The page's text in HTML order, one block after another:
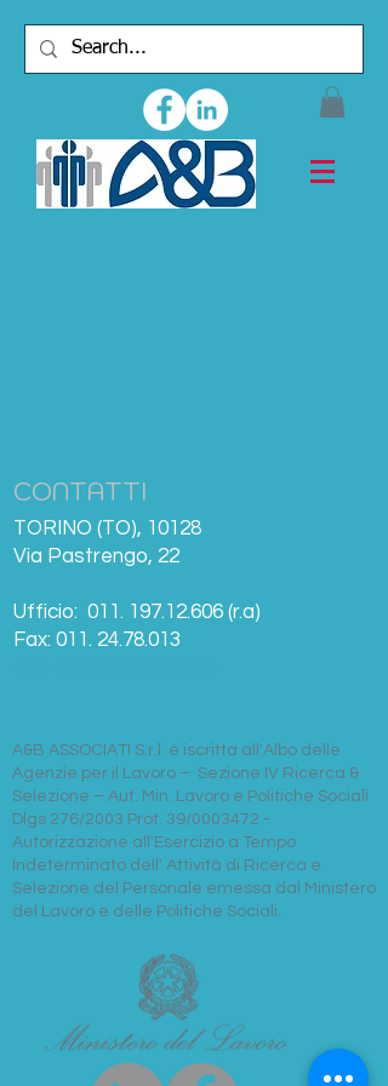
CONTATTI
TORINO (TO), 10128
Via Pastrengo, 22​
Ufficio: 011. 197.12.606 (r.a)
Fax: 011. 24.78.013
A&B ASSOCIATI S.r.l. è iscritta all'Albo delle
Agenzie per il Lavoro – Sezione IV Ricerca &
Selezione – Aut. Min. Lavoro e Politiche Sociali
Dlgs 276/2003 Prot. 39/0003472 -
Autorizzazione all'Esercizio a Tempo
Indeterminato dell' Attività di Ricerca e
Selezione del Personale emessa dal Ministero
del Lavoro e delle Politiche Sociali.